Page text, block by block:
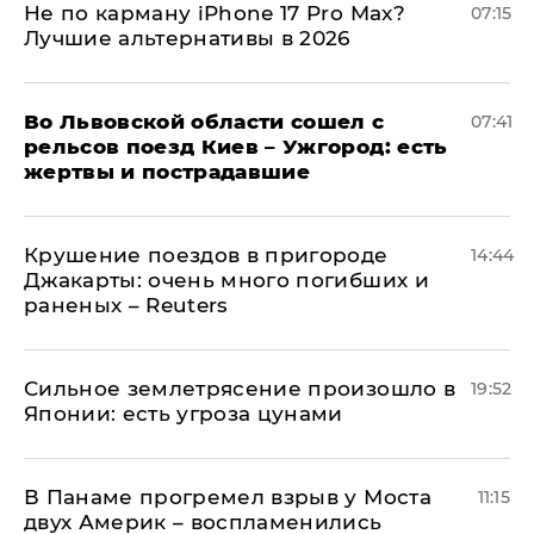
Не по карману iPhone 17 Pro Max?
Лучшие альтернативы в 2026
07:15
Во Львовской области сошел с
рельсов поезд Киев – Ужгород: есть
жертвы и пострадавшие
07:41
Крушение поездов в пригороде
Джакарты: очень много погибших и
раненых – Reuters
14:44
Сильное землетрясение произошло в
Японии: есть угроза цунами
19:52
В Панаме прогремел взрыв у Моста
двух Америк – воспламенились
11:15